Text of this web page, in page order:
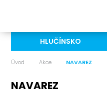
HLUČÍNSKO
Úvod Akce NAVAREZ
NAVAREZ